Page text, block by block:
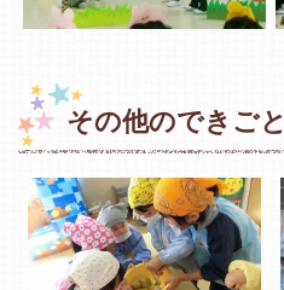
その他のできごと